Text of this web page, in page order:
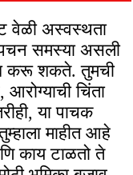
वेळी अस्वस्थता
समस्या असली
करू शकते. तुमची
चिंता
या पाचक
माहीत आहे
काय टाळतो ते